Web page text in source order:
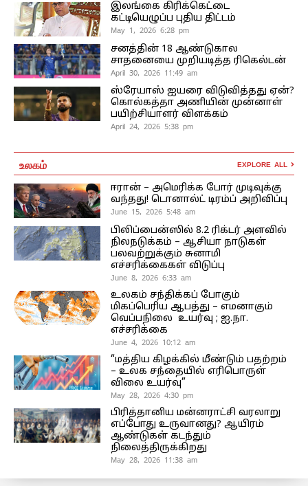
இலங்கை கிரிக்கெட்டை
கட்டியெழுப்ப புதிய திட்டம்
May 1, 2026 6:28 pm
சனத்தின் 18 ஆண்டுகால
சாதனையை முறியடித்த ரிகெல்டன்
April 30, 2026 11:49 am
ஸ்ரேயாஸ் ஐயரை விடுவித்தது ஏன்?
கொல்கத்தா அணியின் முன்னாள்
பயிற்சியாளர் விளக்கம்
April 24, 2026 5:38 pm
உலகம் EXPLORE ALL
ஈரான் – அமெரிக்க போர் முடிவுக்கு
வந்தது! டொனால்ட் டிரம்ப் அறிவிப்பு
June 15, 2026 5:48 am
பிலிப்பைன்ஸில் 8.2 ரிக்டர் அளவில்
நிலநடுக்கம் – ஆசியா நாடுகள்
பலவற்றுக்கும் சுனாமி
எச்சரிக்கைகள் விடுப்பு
June 8, 2026 6:33 am
உலகம் சந்திக்கப் போகும்
மிகப்பெரிய ஆபத்து – எமனாகும்
வெப்பநிலை உயர்வு ; ஐ.நா.
எச்சரிக்கை
June 4, 2026 10:12 am
“மத்திய கிழக்கில் மீண்டும் பதற்றம்
– உலக சந்தையில் எரிபொருள்
விலை உயர்வு”
May 28, 2026 4:30 pm
பிரித்தானிய மன்னராட்சி வரலாறு
எப்போது உருவானது? ஆயிரம்
ஆண்டுகள் கடந்தும்
நிலைத்திருக்கிறது
May 28, 2026 11:38 am